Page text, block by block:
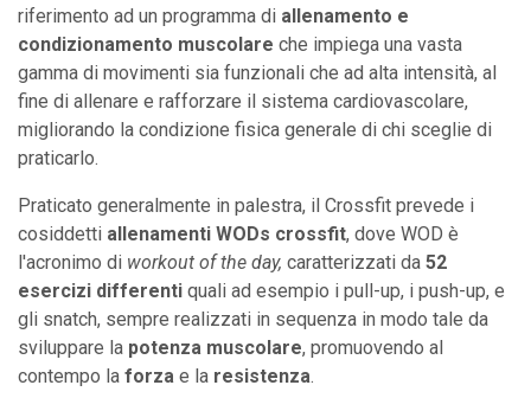
riferimento ad un programma di allenamento e
condizionamento muscolare che impiega una vasta
gamma di movimenti sia funzionali che ad alta intensità, al
fine di allenare e rafforzare il sistema cardiovascolare,
migliorando la condizione fisica generale di chi sceglie di
praticarlo.
Praticato generalmente in palestra, il Crossfit prevede i
cosiddetti allenamenti WODs crossfit, dove WOD è
l'acronimo di workout of the day, caratterizzati da 52
esercizi differenti quali ad esempio i pull-up, i push-up, e
gli snatch, sempre realizzati in sequenza in modo tale da
sviluppare la potenza muscolare, promuovendo al
contempo la forza e la resistenza.